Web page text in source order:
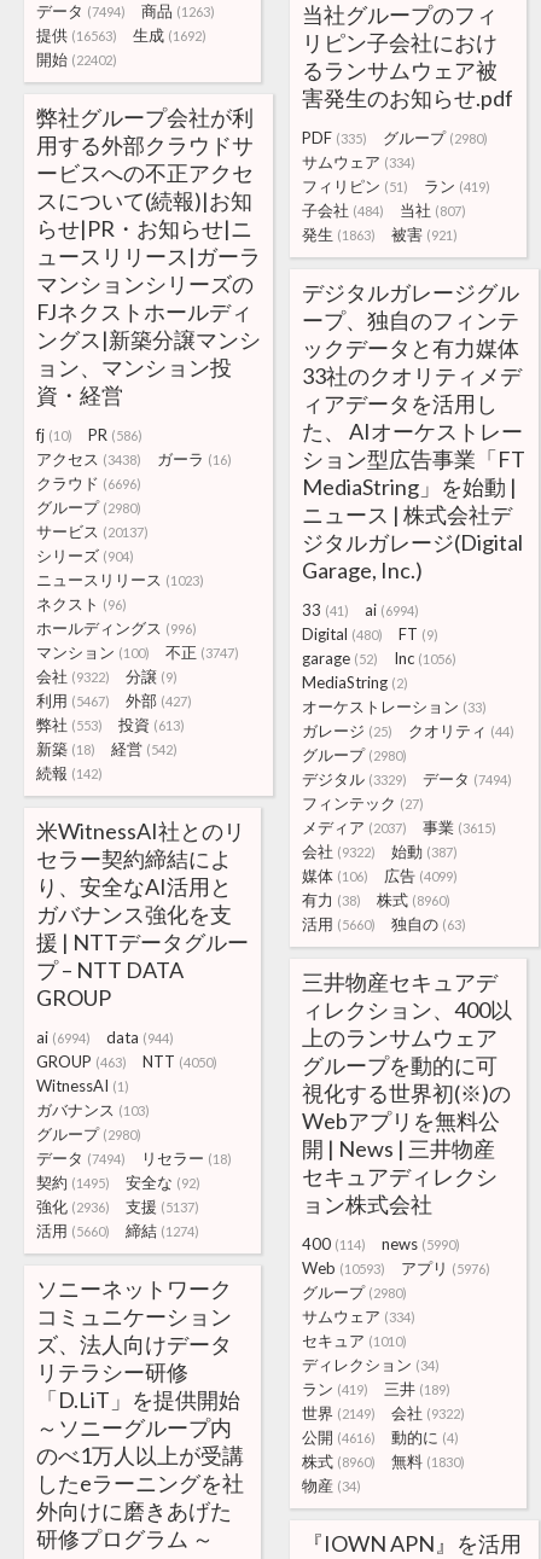
データ (7494) 商品 (1263)
提供 (16563) 生成 (1692)
開始 (22402)
当社グループのフィ
リピン子会社におけ
るランサムウェア被
害発生のお知らせ.pdf
PDF (335) グループ (2980)
サムウェア (334)
フィリピン (51) ラン (419)
子会社 (484) 当社 (807)
発生 (1863) 被害 (921)
弊社グループ会社が利
用する外部クラウドサ
ービスへの不正アクセ
スについて(続報)|お知
らせ|PR・お知らせ|ニ
ュースリリース|ガーラ
マンションシリーズの
FJネクストホールディ
ングス|新築分譲マンシ
ョン、マンション投
資・経営
fj (10) PR (586)
アクセス (3438) ガーラ (16)
クラウド (6696)
グループ (2980)
サービス (20137)
シリーズ (904)
ニュースリリース (1023)
ネクスト (96)
ホールディングス (996)
マンション (100) 不正 (3747)
会社 (9322) 分譲 (9)
利用 (5467) 外部 (427)
弊社 (553) 投資 (613)
新築 (18) 経営 (542)
続報 (142)
デジタルガレージグル
ープ、独自のフィンテ
ックデータと有力媒体
33社のクオリティメデ
ィアデータを活用し
た、 AIオーケストレー
ション型広告事業「FT
MediaString」を始動 |
ニュース | 株式会社デ
ジタルガレージ(Digital
Garage, Inc.)
33 (41) ai (6994)
Digital (480) FT (9)
garage (52) Inc (1056)
MediaString (2)
オーケストレーション (33)
ガレージ (25) クオリティ (44)
グループ (2980)
デジタル (3329) データ (7494)
フィンテック (27)
メディア (2037) 事業 (3615)
会社 (9322) 始動 (387)
媒体 (106) 広告 (4099)
有力 (38) 株式 (8960)
活用 (5660) 独自の (63)
米WitnessAI社とのリ
セラー契約締結によ
り、安全なAI活用と
ガバナンス強化を支
援 | NTTデータグルー
プ – NTT DATA
GROUP
ai (6994) data (944)
GROUP (463) NTT (4050)
WitnessAI (1)
ガバナンス (103)
グループ (2980)
データ (7494) リセラー (18)
契約 (1495) 安全な (92)
強化 (2936) 支援 (5137)
活用 (5660) 締結 (1274)
三井物産セキュアデ
ィレクション、400以
上のランサムウェア
グループを動的に可
視化する世界初(※)の
Webアプリを無料公
開 | News | 三井物産
セキュアディレクシ
ョン株式会社
400 (114) news (5990)
Web (10593) アプリ (5976)
グループ (2980)
サムウェア (334)
セキュア (1010)
ディレクション (34)
ラン (419) 三井 (189)
世界 (2149) 会社 (9322)
公開 (4616) 動的に (4)
株式 (8960) 無料 (1830)
物産 (34)
ソニーネットワーク
コミュニケーション
ズ、法人向けデータ
リテラシー研修
「D.LiT」を提供開始
～ソニーグループ内
のべ1万人以上が受講
したeラーニングを社
外向けに磨きあげた
研修プログラム ～
『IOWN APN』を活用